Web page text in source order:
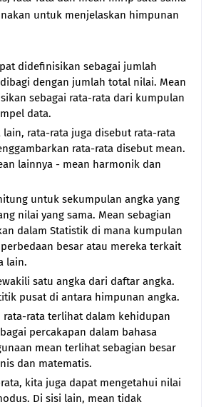
untuk menjelaskan himpunan
didefinisikan sebagai jumlah
dengan jumlah total nilai. Mean
sebagai rata-rata dari kumpulan
data.
lain, rata-rata juga disebut rata-rata
rata-rata disebut mean.
lainnya - mean harmonik dan
untuk sekumpulan angka yang
nilai yang sama. Mean sebagian
dalam Statistik di mana kumpulan
besar atau mereka terkait
lain.
satu angka dari daftar angka.
pusat di antara himpunan angka.
rata-rata terlihat dalam kehidupan
percakapan dalam bahasa
mean terlihat sebagian besar
dan matematis.
kita juga dapat mengetahui nilai
Di sisi lain, mean tidak